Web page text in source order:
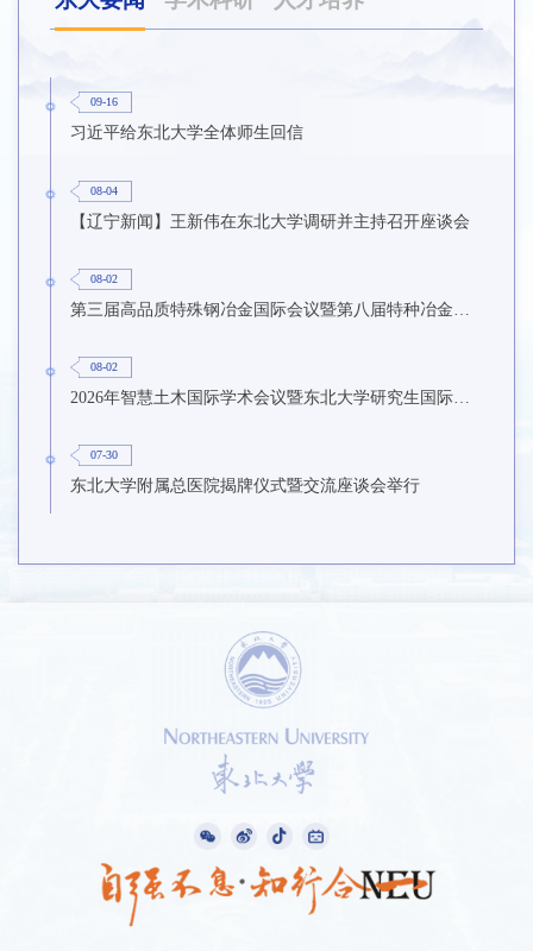
09-16
习近平给东北大学全体师生回信
08-04
【辽宁新闻】王新伟在东北大学调研并主持召开座谈会
08-02
08-02
2026年智慧土木国际学术会议暨东北大学研究生国际暑期学校第九期在东北大学召开
07-30
东北大学附属总医院揭牌仪式暨交流座谈会举行